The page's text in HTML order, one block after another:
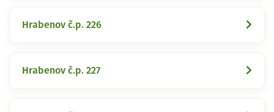
Hrabenov č.p. 226
Hrabenov č.p. 227